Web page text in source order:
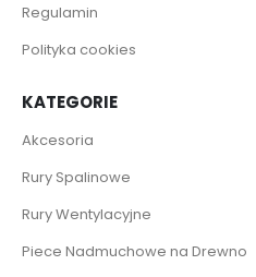
Regulamin
Polityka cookies
KATEGORIE
Akcesoria
Rury Spalinowe
Rury Wentylacyjne
Piece Nadmuchowe na Drewno